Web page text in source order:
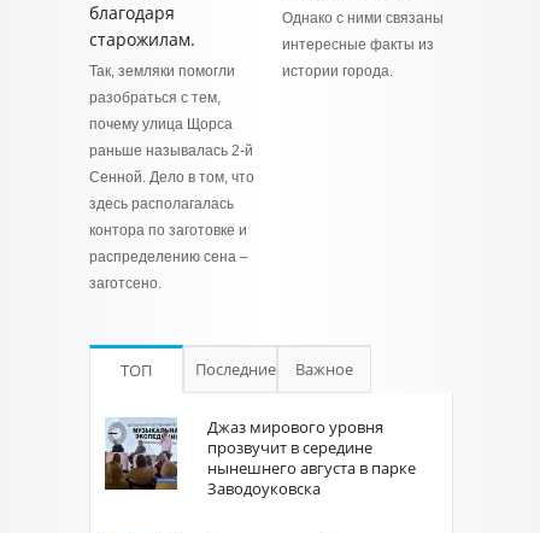
благодаря
старожилам.
Так, земляки помогли
разобраться с тем,
почему улица Щорса
раньше называлась 2-й
Сенной. Дело в том, что
здесь располагалась
контора по заготовке и
распределению сена –
заготсено.
Однако c ними связаны
интересные факты из
истории города.
ТОП Последние Важное
Джаз мирового уровня
прозвучит в середине
нынешнего августа в парке
Заводоуковска